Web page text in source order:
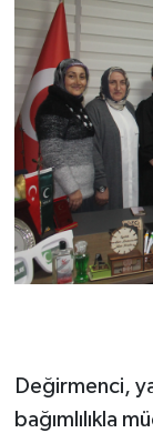
Değirmenci,
bağımlılıkla